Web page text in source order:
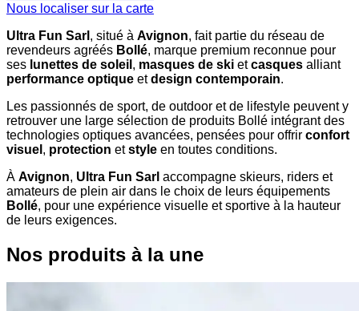
Nous localiser sur la carte
Ultra Fun Sarl , situé à Avignon, fait partie du réseau de
revendeurs agréés Bollé, marque premium reconnue pour
ses lunettes de soleil , masques de ski etcasques alliant
performance optique etdesign contemporain.
Les passionnés de sport, de outdoor et de lifestyle peuvent y
retrouver une large sélection de produits Bollé intégrant des
technologies optiques avancées, pensées pour offrir confort
visuel , protection etstyle en toutes conditions.
À Avignon, Ultra Fun Sarl accompagne skieurs, riders et
amateurs de plein air dans le choix de leurs équipements
Bollé, pour une expérience visuelle et sportive à la hauteur
de leurs exigences.
Nos produits à la une